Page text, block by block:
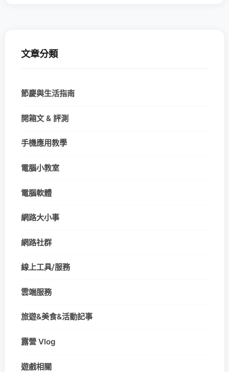
文章分類
節慶與生活指南
開箱文 & 評測
手機應用教學
電腦小教室
電腦軟體
網路大小事
網路社群
線上工具/服務
雲端服務
旅遊&美食&活動記事
露營 Vlog
遊戲相關